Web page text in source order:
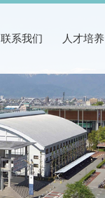
联系我们 人才培养